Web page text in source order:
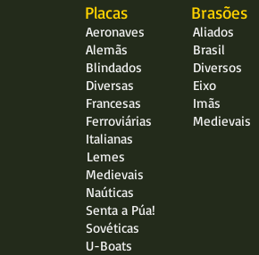
Placas Brasões
Aliados
Brasil
Diversos
Eixo
Imãs
Medievais
Aeronaves
Alemãs
Blindados
Diversas
Francesas
Ferroviárias
Italianas
Medievais
Naúticas
Senta a Púa!
Sovéticas
U-Boats
Lemes